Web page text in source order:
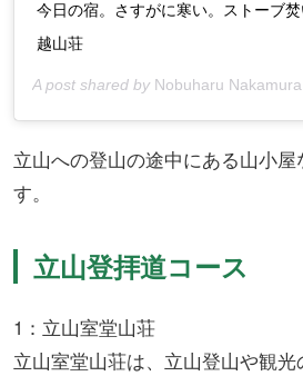
今日の宿。さすがに寒い。ストーブ
越山荘
A post shared by Nobuharu Nakamura
立山への登山の途中にある山小屋
す。
立山登拝道コース
1：立山室堂山荘
立山室堂山荘は、立山登山や観